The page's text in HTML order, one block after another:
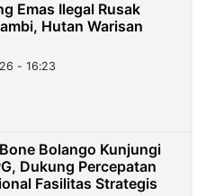
Emas Ilegal Rusak
Hutan Warisan
- 16:23
Bolango Kunjungi
Dukung Percepatan
Fasilitas Strategis